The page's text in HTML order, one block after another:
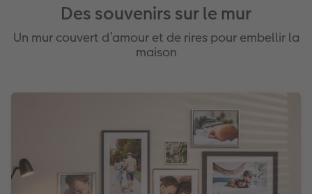
Des souvenirs sur le mur
Un mur couvert d’amour et de rires pour embellir la
maison